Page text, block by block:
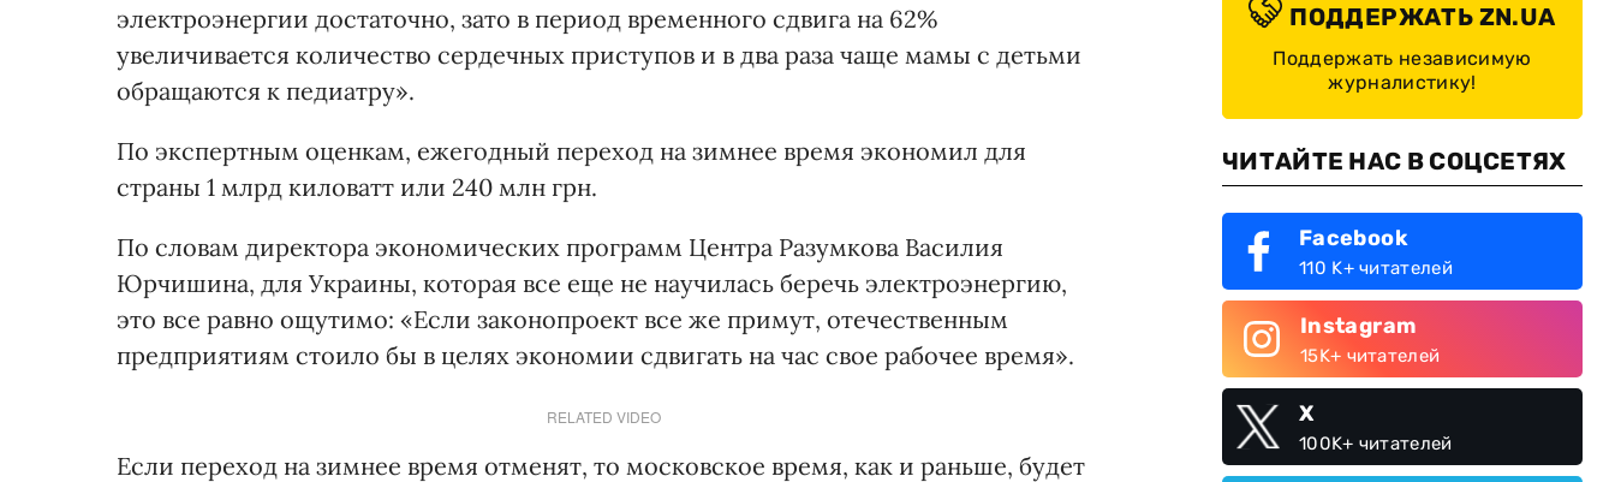
электроэнергии достаточно, зато в период временного сдвига на 62%
увеличивается количество сердечных приступов и в два раза чаще мамы с детьми
обращаются к педиатру».
По экспертным оценкам, ежегодный переход на зимнее время экономил для
страны 1 млрд киловатт или 240 млн грн.
По словам директора экономических программ Центра Разумкова Василия
Юрчишина, для Украины, которая все еще не научилась беречь электроэнергию,
это все равно ощутимо: «Если законопроект все же примут, отечественным
предприятиям стоило бы в целях экономии сдвигать на час свое рабочее время».
RELATED VIDEO
Если переход на зимнее время отменят, то московское время, как и раньше, будет
ПОДДЕРЖАТЬ ZN.UA
Поддержать независимую
журналистику!
ЧИТАЙТЕ НАС В СОЦСЕТЯХ
Facebook
110 K+ читателей
Instagram
15K+ читателей
X
100K+ читателей